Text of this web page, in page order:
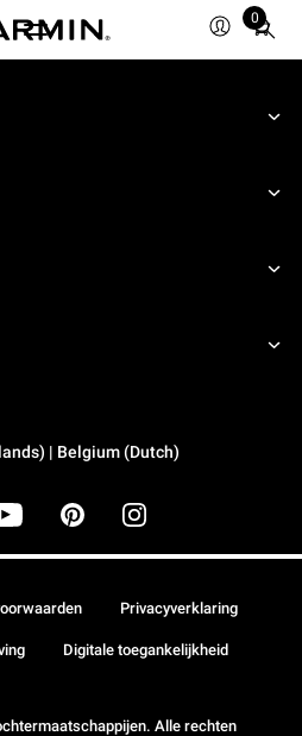
0
Total
| Belgium (Dutch)
Alle rechten
Privacyverklaring
Digitale toegankelijkheid